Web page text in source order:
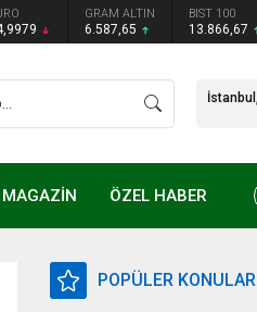
GRAM ALTIN
6.587,65
BIST 100
13.866,67
İstanbul,
MAGAZİN ÖZEL HABER
POPÜLER KONULAR